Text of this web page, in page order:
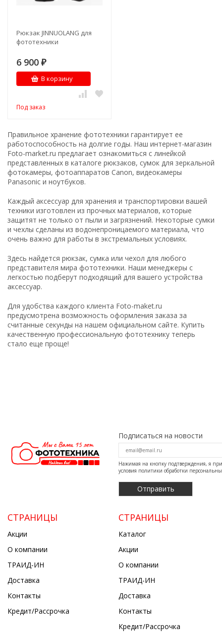
Рюкзак JINNUOLANG для
фототехники
6 900 ₽
В корзину
Под заказ
Правильное хранение фототехники гарантирует ее
работоспособность на долгие годы. Наш интернет-магазин
Foto-market.ru предлагает ознакомиться с линейкой
представленных в каталоге рюкзаков, сумок для зеркальной
фотокамеры, фотоаппаратов Canon, видеокамеры
Panasonic и ноутбуков.
Каждый аксессуар для хранения и транспортировки вашей
техники изготовлен из прочных материалов, которые
защитят не только от пыли и загрязнений. Некоторые сумки
и чехлы сделаны из водонепроницаемого материала, что
очень важно для работы в экстремальных условиях.
Здесь найдется рюкзак, сумка или чехол для любого
представителя мира фототехники. Наши менеджеры с
легкостью подберут подходящий для вашего устройства
аксессуар.
Для удобства каждого клиента Foto-maket.ru
предусмотрена возможность оформления заказа за
считанные секунды на нашем официальном сайте. Купить
качественную профессиональную фототехнику теперь
стало еще проще!
Подписаться на новости
Нажимая на кнопку подтверждения, я
условия политики обработки
СТРАНИЦЫ
Акции
О компании
ТРАИД-ИН
Доставка
Контакты
Кредит/Рассрочка
СТРАНИЦЫ
Каталог
Акции
О компании
ТРАИД-ИН
Доставка
Контакты
Кредит/Рассрочка